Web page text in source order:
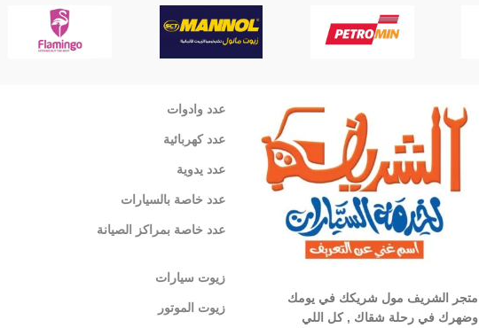
متجر الشريف مول شريكك في يومك
وضهرك في رحلة شقاك , كل اللي
عدد وادوات
عدد كهربائية
عدد يدوية
عدد خاصة بالسيارات
عدد خاصة بمراكز الصيانة
زيوت سيارات
زيوت الموتور